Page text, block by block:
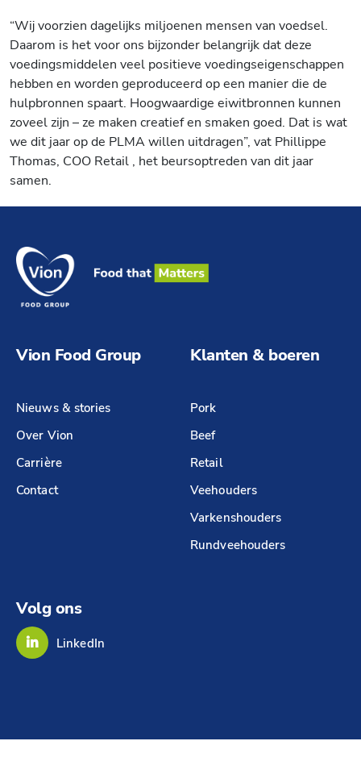
“Wij voorzien dagelijks miljoenen mensen van voedsel.
Daarom is het voor ons bijzonder belangrijk dat deze
voedingsmiddelen veel positieve voedingseigenschappen
hebben en worden geproduceerd op een manier die de
hulpbronnen spaart. Hoogwaardige eiwitbronnen kunnen
zoveel zijn – ze maken creatief en smaken goed. Dat is wat
we dit jaar op de PLMA willen uitdragen”, vat Phillippe
Thomas, COO Retail , het beursoptreden van dit jaar
samen.
Vion Food Group
Nieuws & stories
Over Vion
Carrière
Contact
Klanten & boeren
Pork
Beef
Retail
Veehouders
Varkenshouders
Rundveehouders
Volg ons
LinkedIn